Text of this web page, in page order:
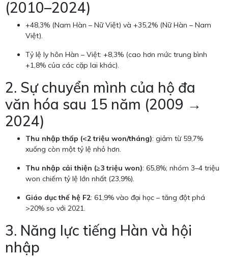
(2010–2024)
+48,3% (Nam Hàn – Nữ Việt) và +35,2% (Nữ Hàn – Nam
Việt).
Tỷ lệ ly hôn Hàn – Việt: +8,3% (cao hơn mức trung bình
+1,8% của các cặp lai khác).
2. Sự chuyển mình của hộ đa
văn hóa sau 15 năm (2009 →
2024)
Thu nhập thấp (<2 triệu won/tháng): giảm từ 59,7%
xuống còn một tỷ lệ nhỏ hơn.
Thu nhập cải thiện (≥3 triệu won): 65,8%; nhóm 3–4 triệu
won chiếm tỷ lệ lớn nhất (23,9%).
Giáo dục thế hệ F2: 61,9% vào đại học – tăng đột phá
>20% so với 2021.
3. Năng lực tiếng Hàn và hội
nhập